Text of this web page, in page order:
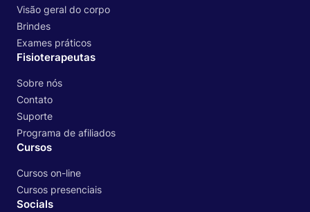
Visão geral do corpo
Brindes
Exames práticos
Fisioterapeutas
Sobre nós
Contato
Suporte
Programa de afiliados
Cursos
Cursos on-line
Cursos presenciais
Socials